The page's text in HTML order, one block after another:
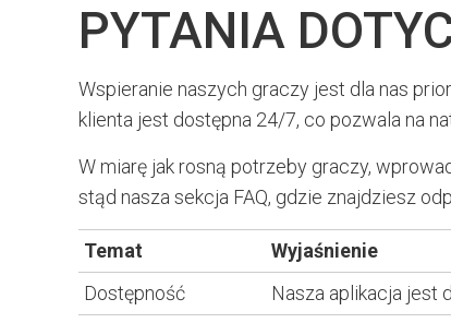
PYTANIA
Wspieranie naszych graczy jest dla nas
klienta jest dostępna 24/7, co pozwala na
W miarę jak rosną potrzeby graczy,
stąd nasza sekcja FAQ, gdzie znajdziesz
Temat
Wyjaśnienie
Dostępność
Nasza aplikacja jest